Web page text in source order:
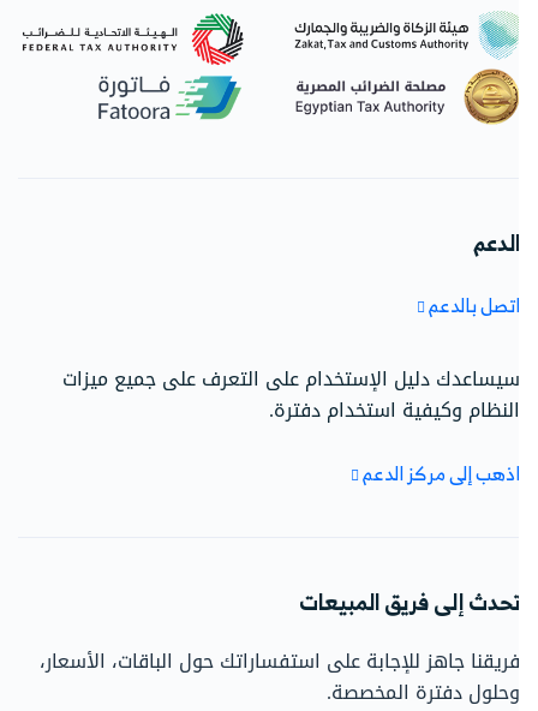
الدعم
اتصل بالدعم
سيساعدك دليل الإستخدام على التعرف على جميع ميزات
النظام وكيفية استخدام دفترة.
اذهب إلى مركز الدعم
تحدث إلى فريق المبيعات
فريقنا جاهز للإجابة على استفساراتك حول الباقات، الأسعار،
وحلول دفترة المخصصة.